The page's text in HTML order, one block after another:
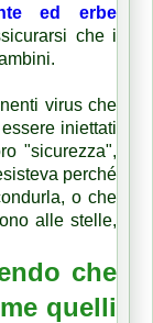
ed erbe
che i
virus che
iniettati
"sicurezza",
perché
o che
alle stelle,
che
quelli